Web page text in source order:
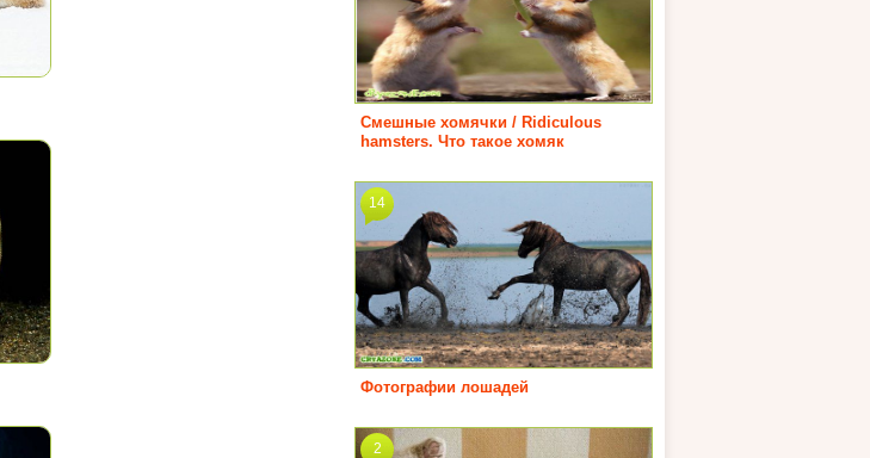
Смешные хомячки / Ridiculous
hamsters. Что такое хомяк
Фотографии лошадей
14
2